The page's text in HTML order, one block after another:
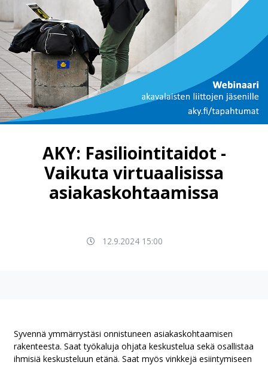
AKY: Fasiliointitaidot -
Vaikuta virtuaalisissa
asiakaskohtaamissa
12.9.2024 15:00
Syvennä ymmärrystäsi onnistuneen asiakaskohtaamisen
rakenteesta. Saat työkaluja ohjata keskustelua sekä osallistaa
ihmisiä keskusteluun etänä. Saat myös vinkkejä esiintymiseen